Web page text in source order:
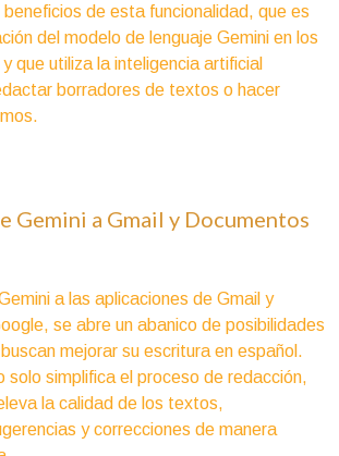
de esta funcionalidad, que es
del modelo de lenguaje Gemini en los
que utiliza la inteligencia artificial
borradores de textos o hacer
Gemini a Gmail y Documentos
a las aplicaciones de Gmail y
se abre un abanico de posibilidades
mejorar su escritura en español.
solo simplifica el proceso de redacción,
la calidad de los textos,
y correcciones de manera